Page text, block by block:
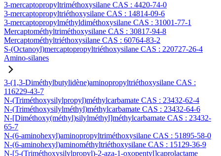
3-mercaptopropyltriméthoxysilane CAS : 4420-74-0
3-mercaptopropyltriéthoxysilane CAS : 14814-09-6
3-mercaptopropylméthyldiméthoxysilane CAS : 31001-77-1
Mercaptométhyltriméthoxysilane CAS : 30817-94-8
Mercaptométhyltriéthoxysilane CAS : 60764-83-2
S-(Octanoyl)mercaptopropyltriéthoxysilane CAS : 220727-26-4
Amino-silanes
3-(1,3-Diméthylbutylidène)aminopropyltriéthoxysilane CAS :
116229-43-7
N-(Triméthoxysilylpropyl)méthylcarbamate CAS : 23432-62-4
N-(Triméthoxysilylméthyl)méthylcarbamate CAS : 23432-64-6
N-[Diméthoxy(méthyl)silylméthyl]méthylcarbamate CAS : 23432-
65-7
N-(6-aminohexyl)aminopropyltriméthoxysilane CAS : 51895-58-0
N-(6-aminohexyl)aminométhyltriéthoxysilane CAS : 15129-36-9
N-[5-(Triméthoxysilylpropyl)-2-aza-1-oxopentyl]caprolactame